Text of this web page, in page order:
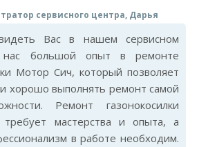
сервисного центра, Дарья
Вас в нашем сервисном
большой опыт в ремонте
Мотор Сич, который позволяет
хорошо выполнять ремонт самой
Ремонт газонокосилки
мастерства и опыта, а
в работе необходим.